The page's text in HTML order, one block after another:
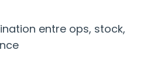
entre ops, stock,